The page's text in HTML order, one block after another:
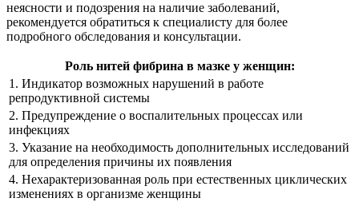
неясности и подозрения на наличие заболеваний,
рекомендуется обратиться к специалисту для более
подробного обследования и консультации.
Роль нитей фибрина в мазке у женщин:
1. Индикатор возможных нарушений в работе
репродуктивной системы
2. Предупреждение о воспалительных процессах или
инфекциях
3. Указание на необходимость дополнительных исследований
для определения причины их появления
4. Нехарактеризованная роль при естественных циклических
изменениях в организме женщины